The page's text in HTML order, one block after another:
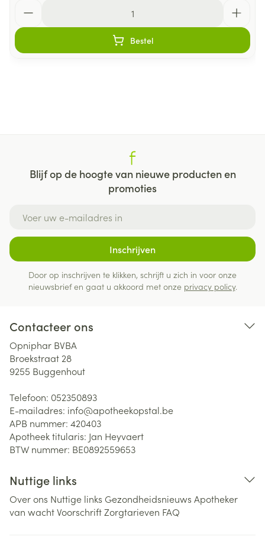
Bestel
Blijf op de hoogte van nieuwe producten en
promoties
Inschrijven
Door op inschrijven te klikken, schrijft u zich in voor onze
nieuwsbrief en gaat u akkoord met onze privacy policy.
Contacteer ons
Opniphar BVBA
Broekstraat 28
9255 Buggenhout
Telefoon: 052350893
E-mailadres: info@apotheekopstal.be
APB nummer: 420403
Apotheek titularis: Jan Heyvaert
BTW nummer: BE0892559653
Nuttige links
Over ons Nuttige links Gezondheidsnieuws Apotheker
van wachtVoorschriftZorgtarieven FAQ